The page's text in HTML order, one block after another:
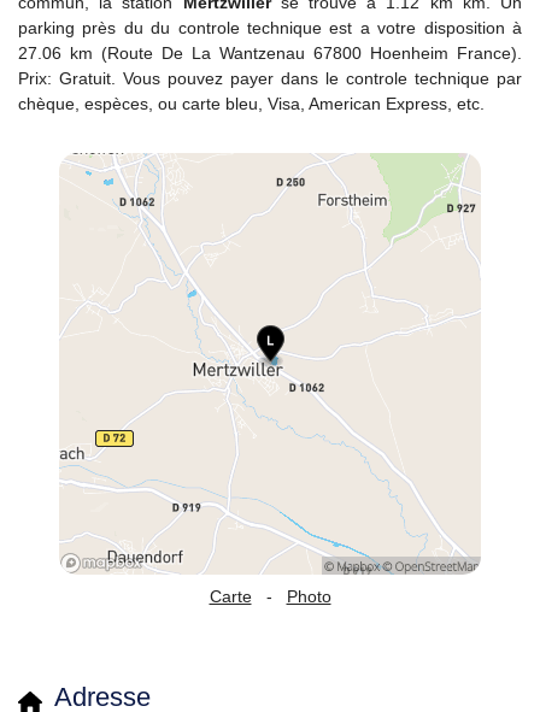
parking près du du controle technique est a votre disposition à
27.06 km (Route De La Wantzenau 67800 Hoenheim France).
Prix: Gratuit. Vous pouvez payer dans le controle technique par
chèque, espèces, ou carte bleu, Visa, American Express, etc.
Carte - Photo
Adresse